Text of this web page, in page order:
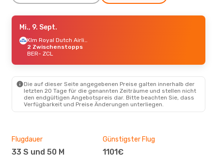
Di., 25. Aug.
Lufthansa 2 Zwischenstopps
BER- ZCL
Aeromexico
So., 6. Sept.- Mo., 14. Sept.
Klm Royal Dutch Airlines
2 Zwischenstopps
- ZCL
Mi., 9. Sept.
Klm Royal Dutch Airlines
2 Zwischenstopps
BER- ZCL
Die auf dieser Seite angegebenen Preise galten innerhalb der
letzten 20 Tage für die genannten Zeiträume und stellen nicht
den endgültigen Angebotspreis dar. Bitte beachten Sie, dass
Verfügbarkeit und Preise Änderungen unterliegen.
Flugdauer
33 S und 50 M
Günstigster Flug
1101€